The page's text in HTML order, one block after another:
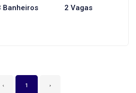
Banheiros 2 Vagas
‹ 1 ›